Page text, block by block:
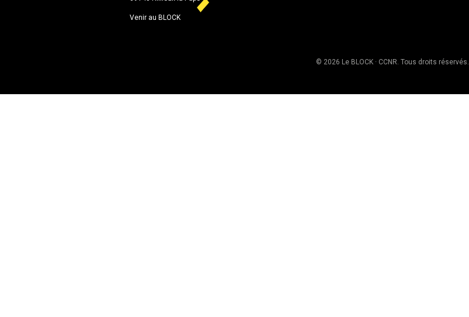
Venir au BLOCK
© 2026 Le BLOCK · CCNR. Tous droits réservés.